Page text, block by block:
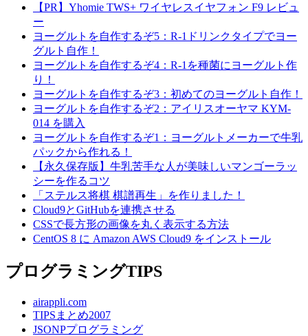
【PR】Yhomie TWS+ ワイヤレスイヤフォン F9 レビュ
ー
ヨーグルトを自作するぞ5：R-1ドリンクタイプでヨー
グルト自作！
ヨーグルトを自作するぞ4：R-1を種菌にヨーグルト作
り！
ヨーグルトを自作するぞ3：初めてのヨーグルト自作！
ヨーグルトを自作するぞ2：アイリスオーヤマ KYM-
014 を購入
ヨーグルトを自作するぞ1：ヨーグルトメーカーで牛乳
パックから作れる！
【永久保存版】牛乳苦手な人が美味しいマンゴーラッ
シーを作るコツ
「ステルス将棋 棋譜再生」を作りました！
Cloud9とGitHubを連携させる
CSSで長方形の画像を丸く表示する方法
CentOS 8 に Amazon AWS Cloud9 をインストール
プログラミングTIPS
airappli.com
TIPSまとめ2007
JSONPプログラミング